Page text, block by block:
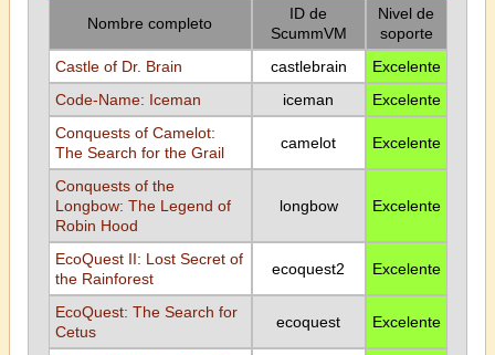
Nombre completo
ID de
ScummVM
Nivel de
soporte
Castle of Dr. Brain
castlebrain
Excelente
Code-Name: Iceman
iceman
Excelente
Conquests of Camelot:
The Search for the Grail
camelot Excelente
Conquests of the
Longbow: The Legend of
Robin Hood
longbow Excelente
EcoQuest II: Lost Secret of
the Rainforest
ecoquest2 Excelente
EcoQuest: The Search for
Cetus
ecoquest Excelente